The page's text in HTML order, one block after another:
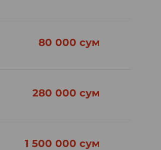
80 000 сум
280 000 сум
1 500 000 сум